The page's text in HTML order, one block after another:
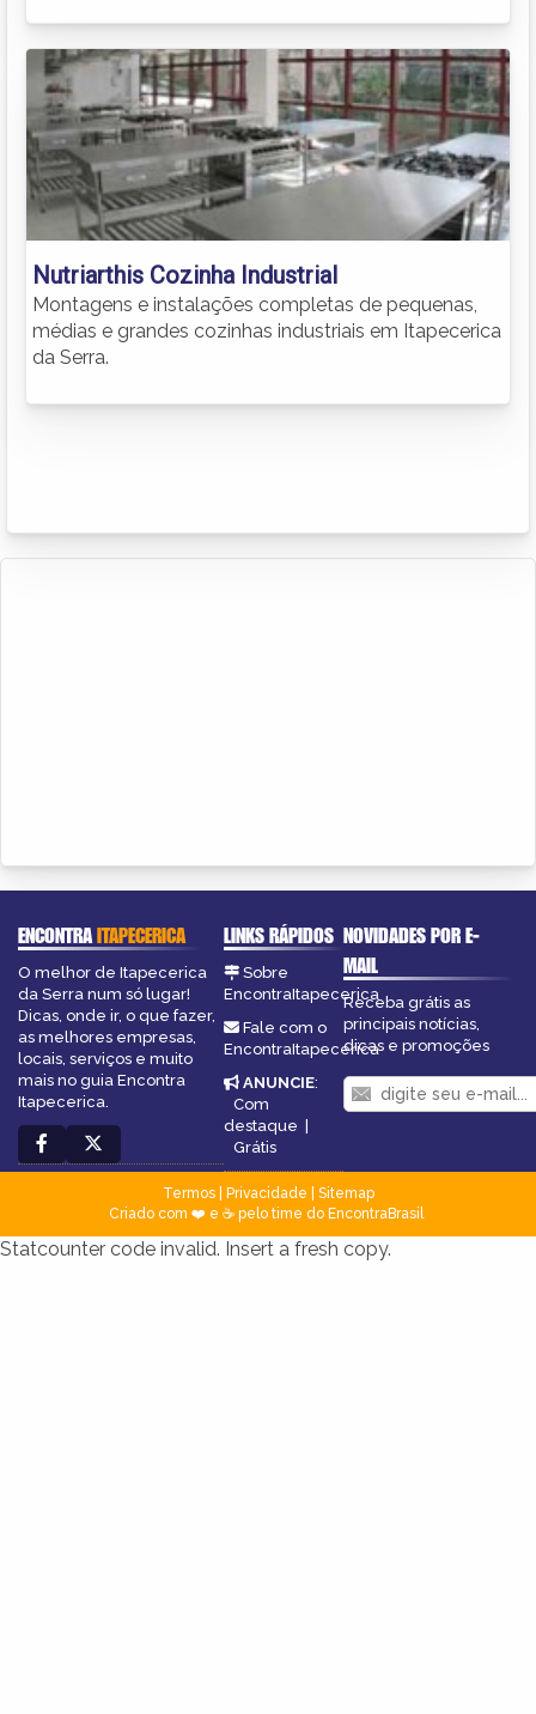
Nutriarthis Cozinha Industrial
Montagens e instalações completas de pequenas,
médias e grandes cozinhas industriais em Itapecerica
da Serra.
ENCONTRAITAPECERICA
O melhor de Itapecerica
da Serra num só lugar!
Dicas, onde ir, o que fazer,
as melhores empresas,
locais, serviços e muito
mais no guia Encontra
Itapecerica.
LINKS RÁPIDOS
Sobre
EncontraItapecerica
Fale com o
EncontraItapecerica
ANUNCIE:
Com
destaque |
Grátis
NOVIDADES POR E-
MAIL
Receba grátis as
principais notícias,
dicas e promoções
Termos| Privacidade
Sitemap
Criado com ❤️ e ☕ pelo time do EncontraBrasil
Statcounter code invalid. Insert a fresh copy.